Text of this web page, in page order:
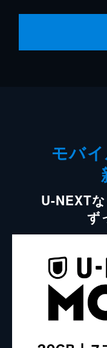
モバ
U-NEXT
ず